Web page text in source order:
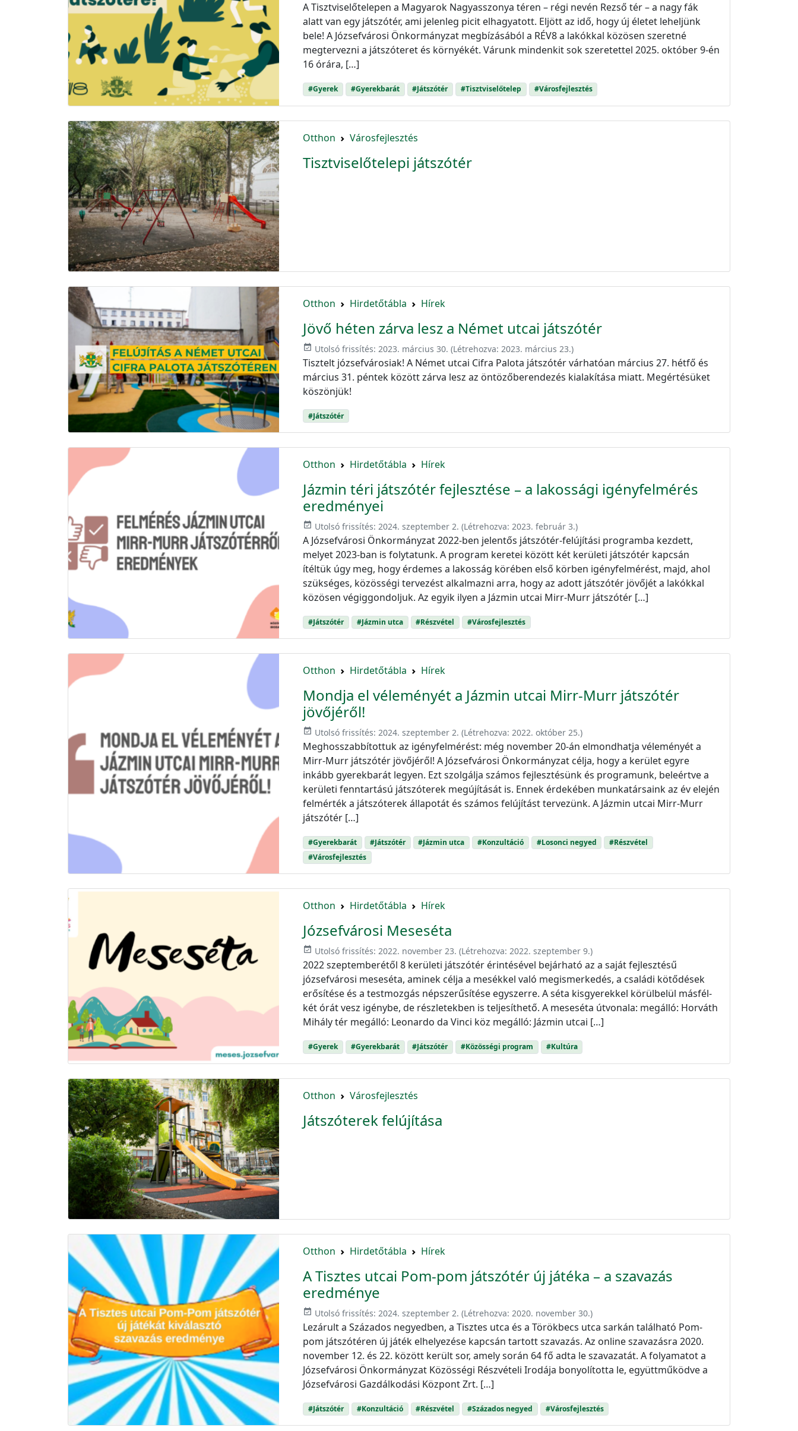
A Tisztviselőtelepen a Magyarok Nagyasszonya téren – régi nevén Rezső tér – a nagy fák
alatt van egy játszótér, ami jelenleg picit elhagyatott. Eljött az idő, hogy új életet leheljünk
bele! A Józsefvárosi Önkormányzat megbízásából a RÉV8 a lakókkal közösen szeretné
megtervezni a játszóteret és környékét. Várunk mindenkit sok szeretettel 2025. október 9-én
16 órára, […]
#Gyerek #Gyerekbarát #Játszótér #Tisztviselőtelep #Városfejlesztés
Otthon Városfejlesztés
Tisztviselőtelepi játszótér
Otthon Hirdetőtábla Hírek
Jövő héten zárva lesz a Német utcai játszótér
event_available Utolsó frissítés: 2023. március 30. (Létrehozva: 2023. március 23.)
Tisztelt józsefvárosiak! A Német utcai Cifra Palota játszótér várhatóan március 27. hétfő és
március 31. péntek között zárva lesz az öntözőberendezés kialakítása miatt. Megértésüket
köszönjük!
#Játszótér
Otthon Hirdetőtábla Hírek
Jázmin téri játszótér fejlesztése – a lakossági igényfelmérés
eredményei
event_available Utolsó frissítés:2024. szeptember 2. (Létrehozva:2023. február 3.)
A Józsefvárosi Önkormányzat 2022-ben jelentős játszótér-felújítási programba kezdett,
melyet 2023-ban is folytatunk. A program keretei között két kerületi játszótér kapcsán
ítéltük úgy meg, hogy érdemes a lakosság körében első körben igényfelmérést, majd, ahol
szükséges, közösségi tervezést alkalmazni arra, hogy az adott játszótér jövőjét a lakókkal
közösen végiggondoljuk. Az egyik ilyen a Jázmin utcai Mirr-Murr játszótér […]
#Játszótér #Jázmin utca #Részvétel #Városfejlesztés
Otthon Hirdetőtábla Hírek
Mondja el véleményét a Jázmin utcai Mirr-Murr játszótér
jövőjéről!
event_available Utolsó frissítés:2024. szeptember 2. (Létrehozva:2022. október 25.)
Meghosszabbítottuk az igényfelmérést: még november 20-án elmondhatja véleményét a
Mirr-Murr játszótér jövőjéről! A Józsefvárosi Önkormányzat célja, hogy a kerület egyre
inkább gyerekbarát legyen. Ezt szolgálja számos fejlesztésünk és programunk, beleértve a
kerületi fenntartású játszóterek megújítását is. Ennek érdekében munkatársaink az év elején
felmérték a játszóterek állapotát és számos felújítást tervezünk. A Jázmin utcai Mirr-Murr
játszótér […]
#Gyerekbarát #Játszótér #Jázmin utca #Konzultáció #Losonci negyed
#Részvétel
#Városfejlesztés
Otthon Hirdetőtábla Hírek
Józsefvárosi Meseséta
event_available Utolsó frissítés:2022. november 23. (Létrehozva:2022. szeptember 9.)
2022 szeptemberétől 8 kerületi játszótér érintésével bejárható az a saját fejlesztésű
józsefvárosi meseséta, aminek célja a mesékkel való megismerkedés, a családi kötődések
erősítése és a testmozgás népszerűsítése egyszerre. A séta kisgyerekkel körülbelül másfél-
két órát vesz igénybe, de részletekben is teljesíthető. A meseséta útvonala: megálló: Horváth
Mihály tér megálló: Leonardo da Vinci köz megálló: Jázmin utcai […]
#Gyerek #Gyerekbarát #Játszótér #Közösségi program #Kultúra
Otthon Városfejlesztés
Játszóterek felújítása
Otthon Hirdetőtábla Hírek
A Tisztes utcai Pom-pom játszótér új játéka – a szavazás
eredménye
event_available Utolsó frissítés:2024. szeptember 2. (Létrehozva:2020. november 30.)
Lezárult a Százados negyedben, a Tisztes utca és a Törökbecs utca sarkán található Pom-
pom játszótéren új játék elhelyezése kapcsán tartott szavazás. Az online szavazásra 2020.
november 12. és 22. között került sor, amely során 64 fő adta le szavazatát. A folyamatot a
Józsefvárosi Önkormányzat Közösségi Részvételi Irodája bonyolította le, együttműködve a
Józsefvárosi Gazdálkodási Központ Zrt. […]
#Játszótér #Konzultáció #Részvétel #Százados negyed #Városfejlesztés